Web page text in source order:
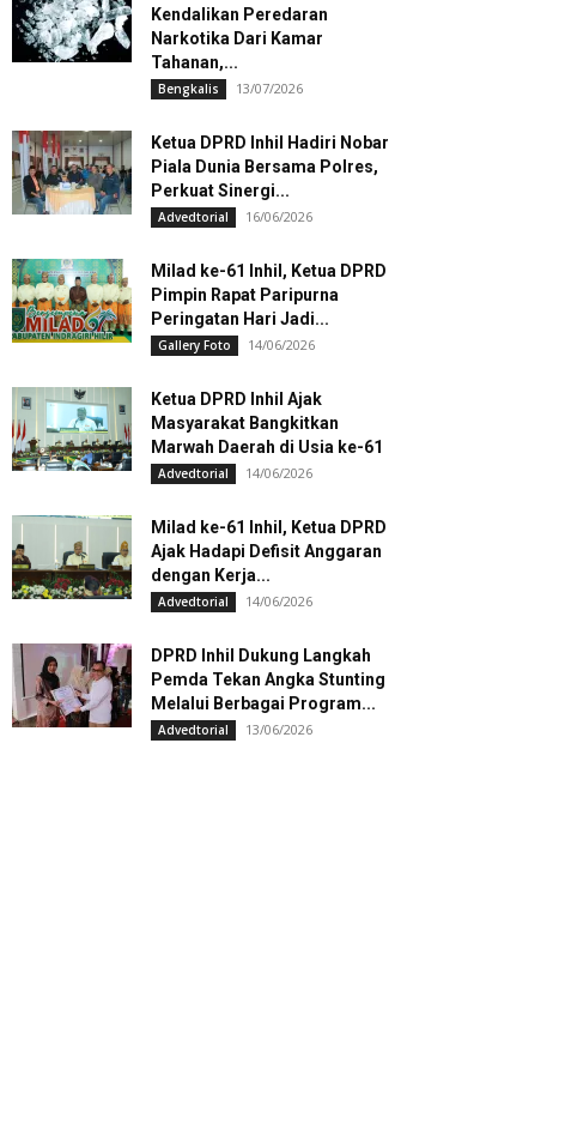
Kendalikan Peredaran
Narkotika Dari Kamar
Tahanan,...
Bengkalis 13/07/2026
Ketua DPRD Inhil Hadiri Nobar
Piala Dunia Bersama Polres,
Perkuat Sinergi...
Advedtorial 16/06/2026
Milad ke-61 Inhil, Ketua DPRD
Pimpin Rapat Paripurna
Peringatan Hari Jadi...
Gallery Foto 14/06/2026
Ketua DPRD Inhil Ajak
Masyarakat Bangkitkan
Marwah Daerah di Usia ke-61
Advedtorial 14/06/2026
Milad ke-61 Inhil, Ketua DPRD
Ajak Hadapi Defisit Anggaran
dengan Kerja...
Advedtorial 14/06/2026
DPRD Inhil Dukung Langkah
Pemda Tekan Angka Stunting
Melalui Berbagai Program...
Advedtorial 13/06/2026